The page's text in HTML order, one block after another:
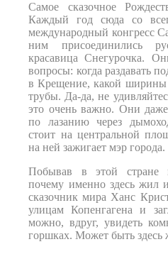
Самое сказочное
Каждый год сюда со
международный конгресс
ним присоединились
красавица Снегурочка.
вопросы: когда раздавать
в Крещение, какой
трубы. Да-да, не
это очень важно. Они
по лазанию через
стоит на центральной
на ней зажигает мэр города.
Побывав в этой стране
почему именно здесь жил
сказочник мира Ханс
улицам Копенгагена и
можно, вдруг, увидеть
горшках. Может быть здесь